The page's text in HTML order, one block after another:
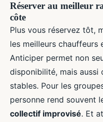
Réserver au meilleur
côte
Plus vous réservez tôt,
les meilleurs
Anticiper permet non
disponibilité, mais
stables. Pour les
personne rend souvent
collectif improvisé. Et